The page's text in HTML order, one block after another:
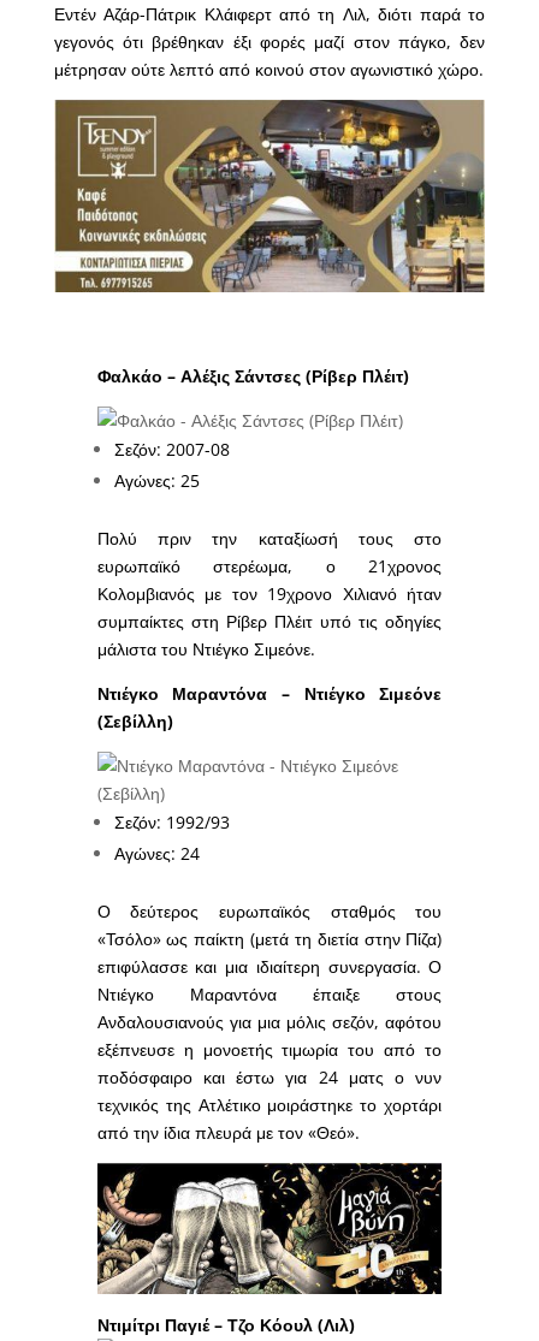
Εντέν Αζάρ-Πάτρικ Κλάιφερτ από τη Λιλ, διότι παρά το
γεγονός ότι βρέθηκαν έξι φορές μαζί στον πάγκο, δεν
μέτρησαν ούτε λεπτό από κοινού στον αγωνιστικό χώρο.
Φαλκάο – Αλέξις Σάντσες (Ρίβερ Πλέιτ)
Σεζόν: 2007-08
Αγώνες: 25
Πολύ πριν την καταξίωσή τους στο
ευρωπαϊκό στερέωμα, ο 21χρονος
Κολομβιανός με τον 19χρονο Χιλιανό ήταν
συμπαίκτες στη Ρίβερ Πλέιτ υπό τις οδηγίες
μάλιστα του Ντιέγκο Σιμεόνε.
Ντιέγκο Μαραντόνα – Ντιέγκο Σιμεόνε
(Σεβίλλη)
Σεζόν: 1992/93
Αγώνες: 24
Ο δεύτερος ευρωπαϊκός σταθμός του
«Τσόλο» ως παίκτη (μετά τη διετία στην Πίζα)
επιφύλασσε και μια ιδιαίτερη συνεργασία. Ο
Ντιέγκο Μαραντόνα έπαιξε στους
Ανδαλουσιανούς για μια μόλις σεζόν, αφότου
εξέπνευσε η μονοετής τιμωρία του από το
ποδόσφαιρο και έστω για 24 ματς ο νυν
τεχνικός της Ατλέτικο μοιράστηκε το χορτάρι
από την ίδια πλευρά με τον «Θεό».
Ντιμίτρι Παγιέ – Τζο Κόουλ (Λιλ)